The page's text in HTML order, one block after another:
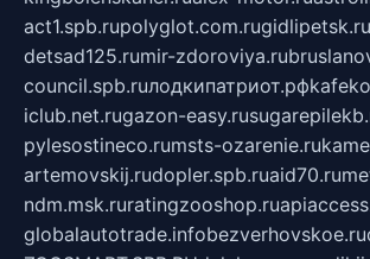
act1.spb.rupolyglot.com.rugidlipetsk.ru
detsad125.rumir-zdoroviya.ru
council.spb.ruлодкипатриот.рф
iclub.net.rugazon-easy.ru
pylesostineco.rumsts-ozarenie.ru
artemovskij.rudopler.spb.ruaid70.ru
ndm.msk.ruratingzooshop.ru
globalautotrade.infobezverhovskoe.ru